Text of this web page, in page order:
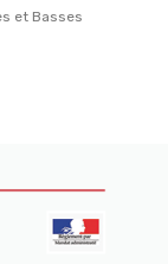
et Basses